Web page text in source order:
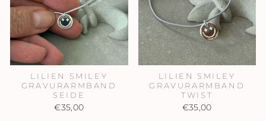
LILIEN SMILEY
GRAVURARMBAND
SEIDE
€35,00
LILIEN SMILEY
GRAVURARMBAND
TWIST
€35,00